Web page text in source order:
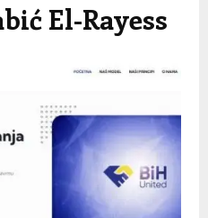
El-Rayess